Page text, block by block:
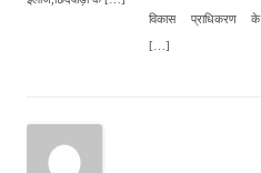
विकास प्राधिकरण के
[…]